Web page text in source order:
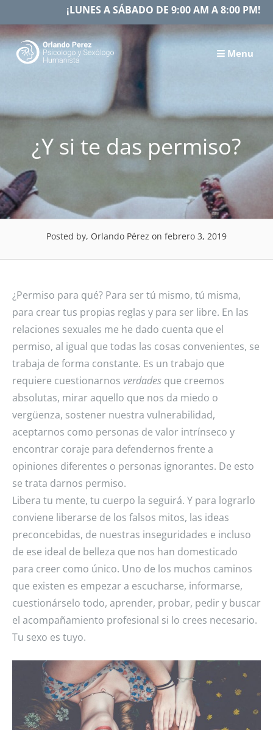
to
content
¡LUNES A SÁBADO DE 9:00 AM A 8:00 PM!
Menu
¿Y si te das permiso?
Posted by, Orlando Pérez on febrero 3, 2019
¿Permiso para qué? Para ser tú mismo, tú misma,
para crear tus propias reglas y para ser libre. En las
relaciones sexuales me he dado cuenta que el
permiso, al igual que todas las cosas convenientes, se
trabaja de forma constante. Es un trabajo que
requiere cuestionarnos verdades que creemos
absolutas, mirar aquello que nos da miedo o
vergüenza, sostener nuestra vulnerabilidad,
aceptarnos como personas de valor intrínseco y
encontrar coraje para defendernos frente a
opiniones diferentes o personas ignorantes. De esto
se trata darnos permiso.
Libera tu mente, tu cuerpo la seguirá. Y para lograrlo
conviene liberarse de los falsos mitos, las ideas
preconcebidas, de nuestras inseguridades e incluso
de ese ideal de belleza que nos han domesticado
para creer como único. Uno de los muchos caminos
que existen es empezar a escucharse, informarse,
cuestionárselo todo, aprender, probar, pedir y buscar
el acompañamiento profesional si lo crees necesario.
Tu sexo es tuyo.